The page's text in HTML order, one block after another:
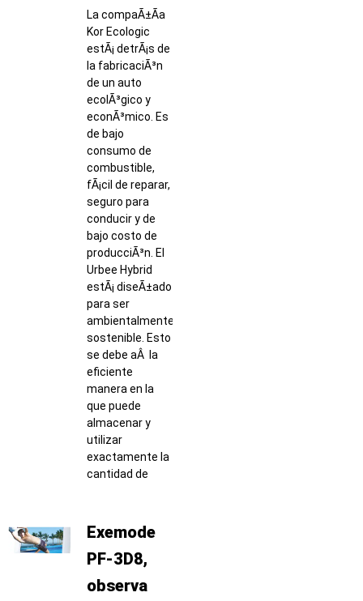
La compaÃ±Ã­a
Kor Ecologic
estÃ¡ detrÃ¡s de
la fabricaciÃ³n
de un auto
ecolÃ³gico y
econÃ³mico. Es
de bajo
consumo de
combustible,
fÃ¡cil de reparar,
seguro para
conducir y de
bajo costo de
producciÃ³n. El
Urbee Hybrid
estÃ¡ diseÃ±ado
para ser
ambientalmente
sostenible. Esto
se debe aÂ la
eficiente
manera en la
que puede
almacenar y
utilizar
exactamente la
cantidad de
Exemode
PF-3D8,
observa